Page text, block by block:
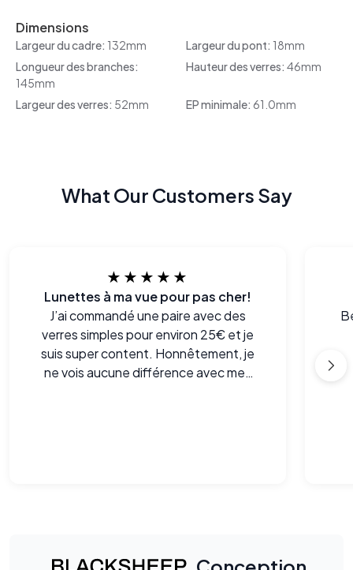
Dimensions
Largeur du cadre: 132mm Largeur du pont: 18mm
Longueur des branches:
145mm
Hauteur des verres: 46mm
Largeur des verres: 52mm EP minimale: 61.0mm
What Our Customers Say
★★★★★
Lunettes à ma vue pour pas cher!
J’ai commandé une paire avec des
verres simples pour environ 25€ et je
suis super content. Honnêtement, je
ne vois aucune différence avec mes